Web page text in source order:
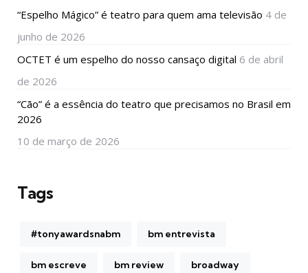
“Espelho Mágico” é teatro para quem ama televisão 4 de
junho de 2026
OCTET é um espelho do nosso cansaço digital 6 de abril
de 2026
“Cão” é a essência do teatro que precisamos no Brasil em
2026
10 de março de 2026
Tags
#tonyawardsnabm bm entrevista
bm escreve bm review broadway